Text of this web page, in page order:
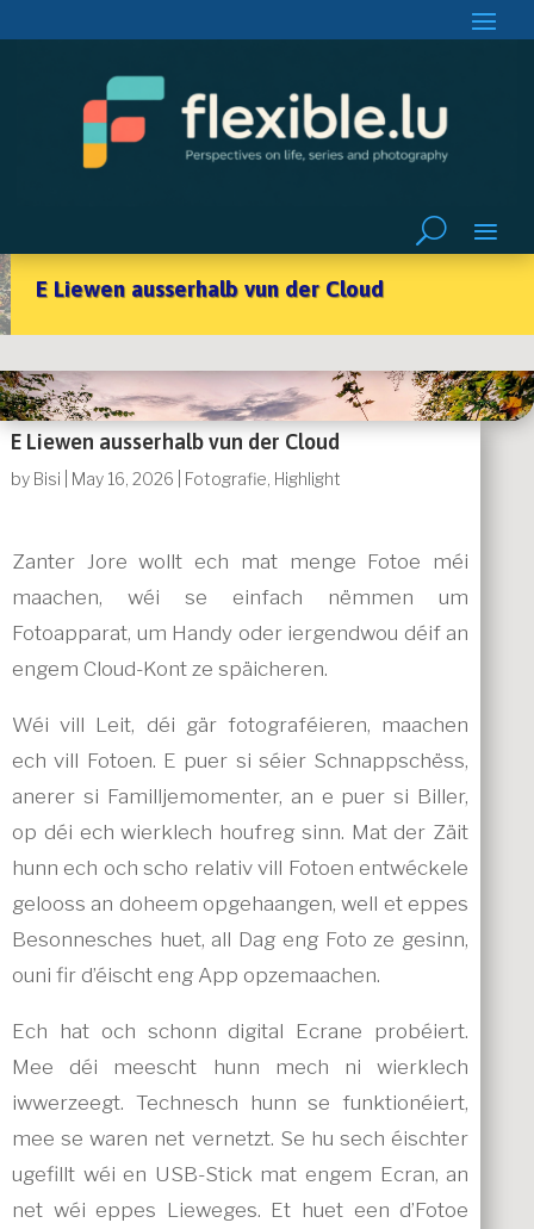
E Liewen ausserhalb vun der Cloud
E Liewen ausserhalb vun der Cloud
by Bisi May 16, 2026 Fotografie Highlight
Zanter Jore wollt ech mat menge Fotoe méi
maachen, wéi se einfach nëmmen um
Fotoapparat, um Handy oder iergendwou déif an
engem Cloud-Kont ze späicheren.
Wéi vill Leit, déi gär fotograféieren, maachen
ech vill Fotoen. E puer si séier Schnappschëss,
anerer si Familljemomenter, an e puer si Biller,
op déi ech wierklech houfreg sinn. Mat der Zäit
hunn ech och scho relativ vill Fotoen entwéckele
gelooss an doheem opgehaangen, well et eppes
Besonnesches huet, all Dag eng Foto ze gesinn,
ouni fir d’éischt eng App opzemaachen.
Ech hat och schonn digital Ecrane probéiert.
Mee déi meescht hunn mech ni wierklech
iwwerzeegt. Technesch hunn se funktionéiert,
mee se waren net vernetzt. Se hu sech éischter
ugefillt wéi en USB-Stick mat engem Ecran, an
net wéi eppes Lieweges. Et huet een d’Fotoe